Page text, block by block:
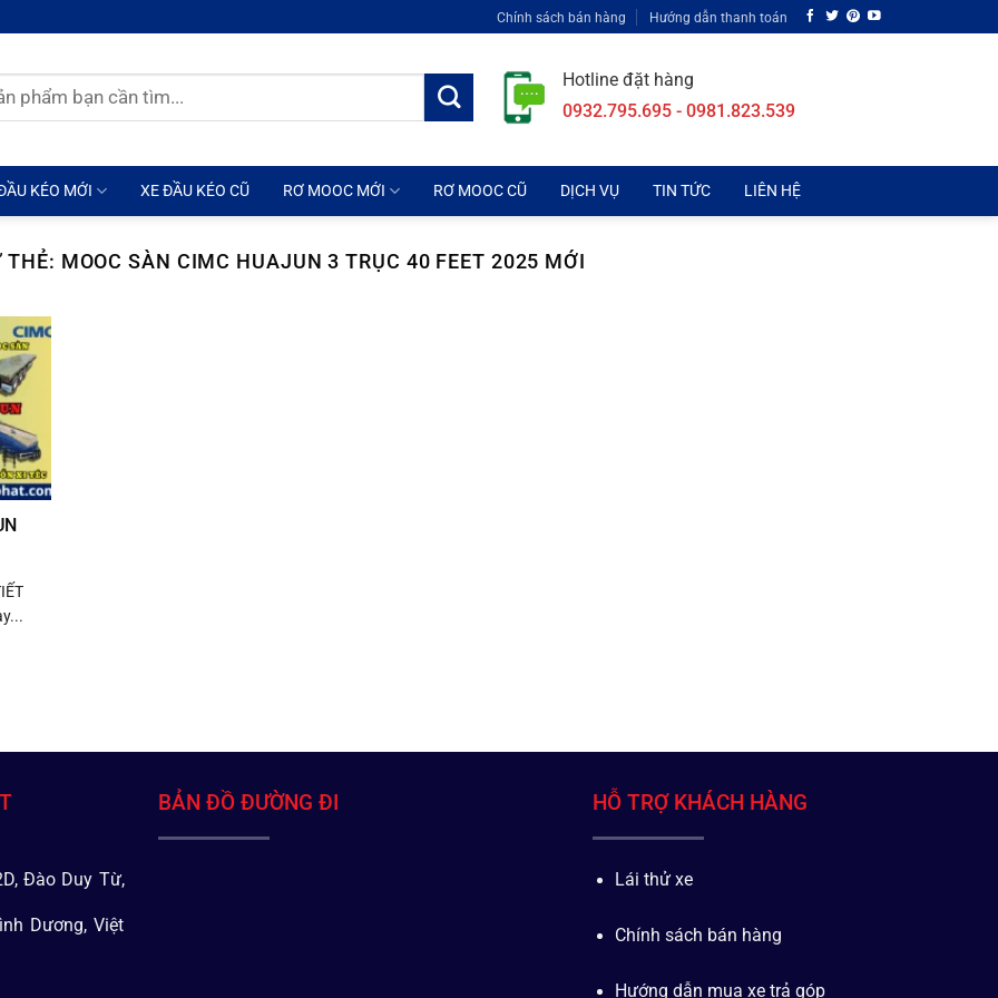
Chính sách bán hàng Hướng dẫn thanh toán
Hotline đặt hàng
0932.795.695 - 0981.823.539
KÉO MỚI XE ĐẦU KÉO CŨ RƠ MOOC MỚI RƠ MOOC CŨ DỊCH VỤ TIN TỨC LIÊN HỆ
THẺ: MOOC SÀN CIMC HUAJUN 3 TRỤC 40 FEET 2025 MỚI
Đào Duy Từ,
Dương, Việt
BẢN ĐỒ ĐƯỜNG ĐI HỖ TRỢ KHÁCH HÀNG
Lái thử xe
Chính sách bán hàng
Hướng dẫn mua xe trả góp